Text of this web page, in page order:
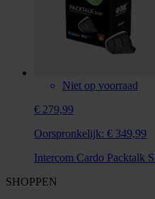
Niet op voorraad
€ 279,99
Oorspronkelijk: € 349,99
Intercom Cardo Packtalk
SHOPPEN